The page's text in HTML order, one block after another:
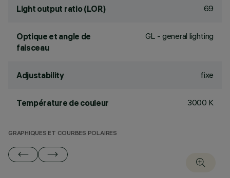
Light output ratio (LOR) 69
Optique et angle de
faisceau
GL - general lighting
Adjustability fixe
Température de couleur 3000 K
GRAPHIQUES ET COURBES POLAIRES